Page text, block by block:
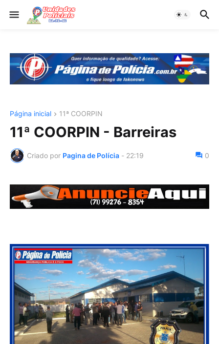
Página inicial 11ª COORPIN
11ª COORPIN - Barreiras
Criado por Pagina de Polícia - 22:19 0